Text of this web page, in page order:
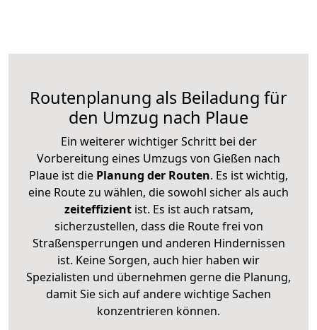
Routenplanung als Beiladung für
den Umzug nach Plaue
Ein weiterer wichtiger Schritt bei der
Vorbereitung eines Umzugs von Gießen nach
Plaue ist die Planung der Routen. Es ist wichtig,
eine Route zu wählen, die sowohl sicher als auch
zeiteffizientist. Es ist auch ratsam,
sicherzustellen, dass die Route frei von
Straßensperrungen und anderen Hindernissen
ist. Keine Sorgen, auch hier haben wir
Spezialisten und übernehmen gerne die Planung,
damit Sie sich auf andere wichtige Sachen
konzentrieren können.